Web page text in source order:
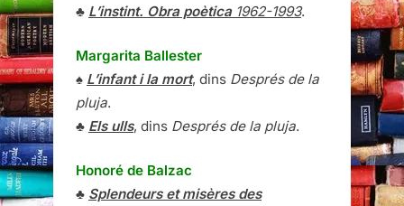
♣ L’instint. Obra poètica1962-1993.
Margarita Ballester
♠ L’infant i la mort, dins Després de la
pluja.
♣ Els ulls, dins Després de la pluja.
Honoré de Balzac
♣ Splendeurs et misères des